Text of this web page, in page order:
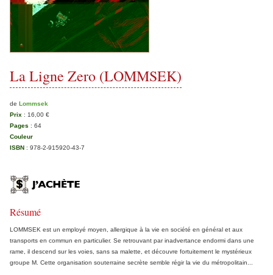
La Ligne Zero (LOMMSEK)
de Lommsek
Prix : 16,00 €
Pages : 64
Couleur
ISBN : 978-2-915920-43-7
Résumé
LOMMSEK est un employé moyen, allergique à la vie en société en général et aux
transports en commun en particulier. Se retrouvant par inadvertance endormi dans une
rame, il descend sur les voies, sans sa malette, et découvre fortuitement le mystérieux
groupe M. Cette organisation souterraine secrète semble régir la vie du métropolitain...